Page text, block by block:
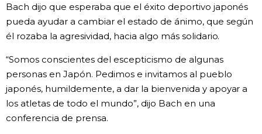
Bach dijo que esperaba que el éxito deportivo japonés
pueda ayudar a cambiar el estado de ánimo, que según
él rozaba la agresividad, hacia algo más solidario.
“Somos conscientes del escepticismo de algunas
personas en Japón. Pedimos e invitamos al pueblo
japonés, humildemente, a dar la bienvenida y apoyar a
los atletas de todo el mundo”, dijo Bach en una
conferencia de prensa.